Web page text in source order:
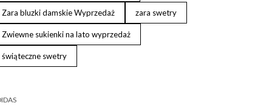
Zara bluzki damskie Wyprzedaż zara swetry
Zwiewne sukienki na lato wyprzedaż
świąteczne swetry